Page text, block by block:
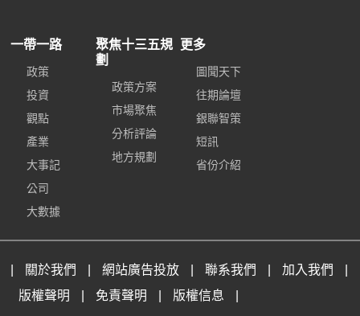
一帶一路
政策
投資
觀點
產業
大事記
公司
大數據
聚焦十三五規
劃
政策方案
市場聚焦
分析評論
地方規劃
更多
圖聞天下
往期論壇
銀聯智策
短訊
省份介紹
關於我們 網站廣告投放 聯系我們 加入我們
版權聲明
免責聲明 版權信息